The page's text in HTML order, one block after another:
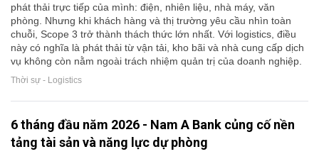
phát thải trực tiếp của mình: điện, nhiên liệu, nhà máy, văn
phòng. Nhưng khi khách hàng và thị trường yêu cầu nhìn toàn
chuỗi, Scope 3 trở thành thách thức lớn nhất. Với logistics, điều
này có nghĩa là phát thải từ vận tải, kho bãi và nhà cung cấp dịch
vụ không còn nằm ngoài trách nhiệm quản trị của doanh nghiệp.
Thời sự - Logistics
6 tháng đầu năm 2026 - Nam A Bank củng cố nền
tảng tài sản và năng lực dự phòng